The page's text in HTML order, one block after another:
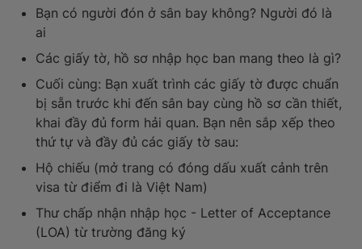
Bạn có người đón ở sân bay không? Người đó là
ai
Các giấy tờ, hồ sơ nhập học ban mang theo là gì?
Cuối cùng: Bạn xuất trình các giấy tờ được chuẩn
bị sẵn trước khi đến sân bay cùng hồ sơ cần thiết,
khai đầy đủ form hải quan. Bạn nên sắp xếp theo
thứ tự và đầy đủ các giấy tờ sau:
Hộ chiếu (mở trang có đóng dấu xuất cảnh trên
visa từ điểm đi là Việt Nam)
Thư chấp nhận nhập học - Letter of Acceptance
(LOA) từ trường đăng ký